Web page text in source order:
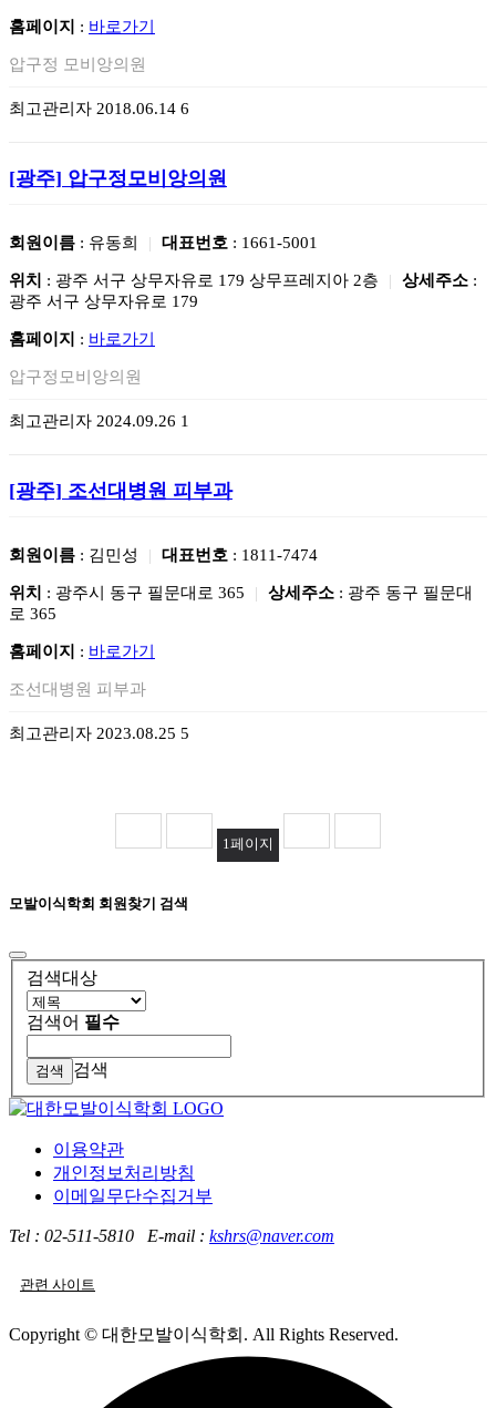
홈페이지 : 바로가기
압구정 모비앙의원
최고관리자 2018.06.14 6
[광주] 압구정모비앙의원
회원이름 : 유동희 | 대표번호 : 1661-5001
위치 : 광주 서구 상무자유로 179 상무프레지아 2층 | 상세주소 :
광주 서구 상무자유로 179
홈페이지 : 바로가기
압구정모비앙의원
최고관리자 2024.09.26 1
[광주] 조선대병원 피부과
회원이름 : 김민성 | 대표번호 : 1811-7474
위치 : 광주시 동구 필문대로 365 | 상세주소 : 광주 동구 필문대
로 365
홈페이지 : 바로가기
조선대병원 피부과
최고관리자 2023.08.25 5
1페이지
모발이식학회 회원찾기 검색
검색대상
검색어 필수
검색
이용약관
개인정보처리방침
이메일무단수집거부
Tel : 02-511-5810 E-mail : kshrs@naver.com
관련 사이트
Copyright © 대한모발이식학회. All Rights Reserved.